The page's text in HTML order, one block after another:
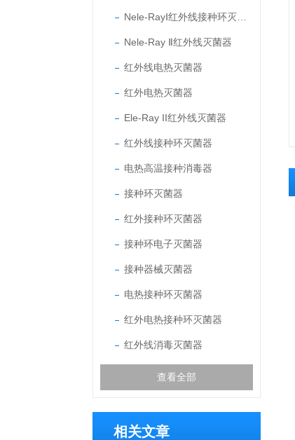
Nele-Ray Ⅱ红外线灭菌器
红外线电热灭菌器
红外电热灭菌器
Ele-Ray II红外线灭菌器
红外线接种环灭菌器
电热高温接种消毒器
接种环灭菌器
红外接种环灭菌器
接种环电子灭菌器
接种器械灭菌器
电热接种环灭菌器
红外电热接种环灭菌器
红外线消毒灭菌器
查看全部
相关文章